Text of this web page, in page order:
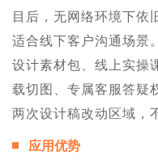
目后，无网络环境下依
适合线下客户沟通场景
设计素材包、线上实操
载切图、专属客服答疑
两次设计稿改动区域，
应用优势